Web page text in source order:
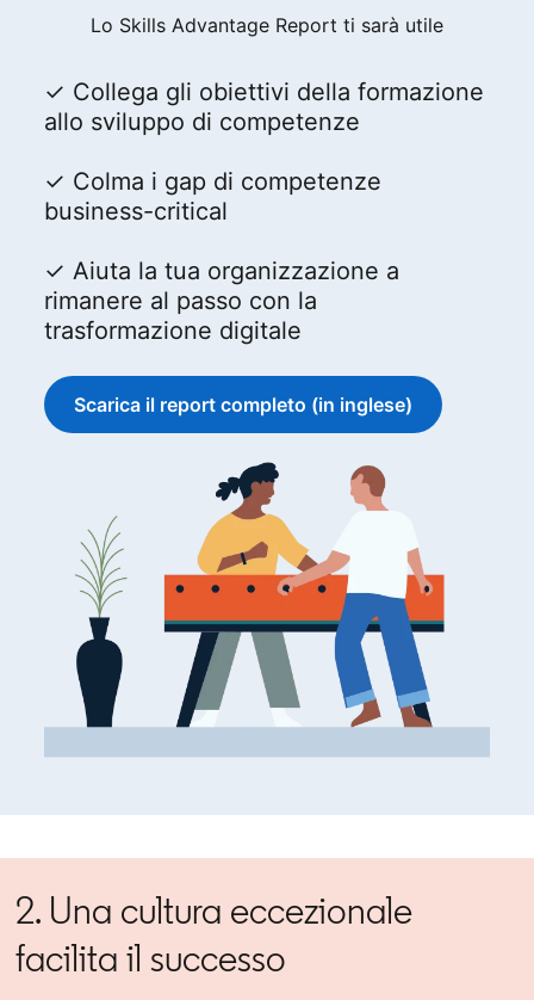
Lo Skills Advantage Report ti sarà utile
✓ Collega gli obiettivi della formazione
allo sviluppo di competenze
✓ Colma i gap di competenze
business-critical
✓ Aiuta la tua organizzazione a
rimanere al passo con la
trasformazione digitale
Scarica il report completo (in inglese)
2. Una cultura eccezionale
facilita il successo